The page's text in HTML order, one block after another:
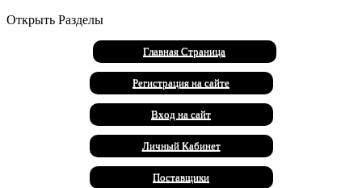
Открыть Разделы
Главная Страница
Регистрация на сайте
Вход на сайт
Личный Кабинет
Поставщики